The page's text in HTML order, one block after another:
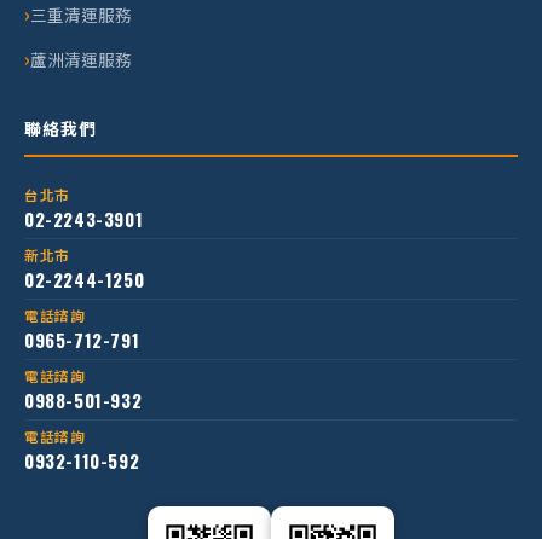
三重清運服務
蘆洲清運服務
聯絡我們
台北市
02-2243-3901
新北市
02-2244-1250
電話諮詢
0965-712-791
電話諮詢
0988-501-932
電話諮詢
0932-110-592